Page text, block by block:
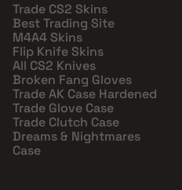
Trade CS2 Skins
Best Trading Site
M4A4 Skins
Flip Knife Skins
All CS2 Knives
Broken Fang Gloves
Trade AK Case Hardened
Trade Glove Case
Trade Clutch Case
Dreams & Nightmares
Case